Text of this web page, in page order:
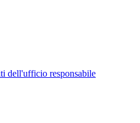
dell'ufficio responsabile